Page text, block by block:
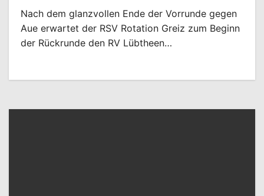
Nach dem glanzvollen Ende der Vorrunde gegen
Aue erwartet der RSV Rotation Greiz zum Beginn
der Rückrunde den RV Lübtheen…